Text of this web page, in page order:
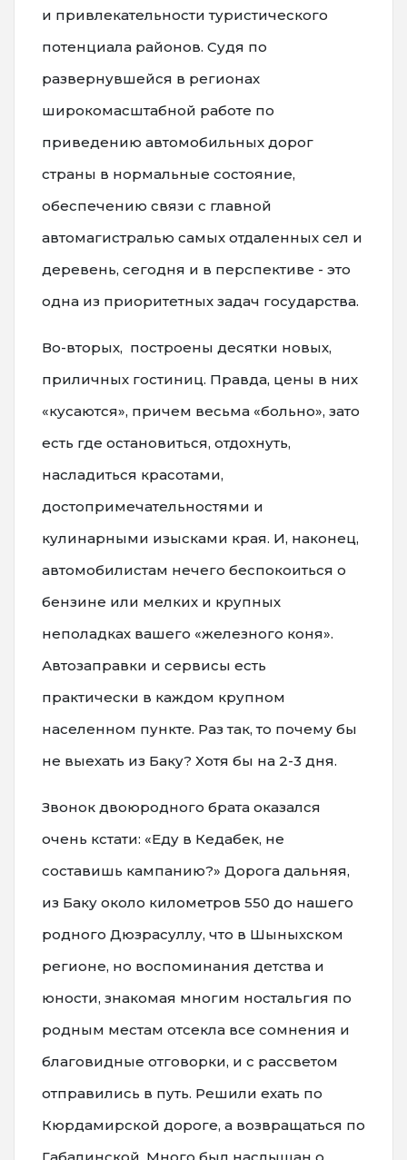
и привлекательности туристического
потенциала районов. Судя по
развернувшейся в регионах
широкомасштабной работе по
приведению автомобильных дорог
страны в нормальные состояние,
обеспечению связи с главной
автомагистралью самых отдаленных сел и
деревень, сегодня и в перспективе - это
одна из приоритетных задач государства.
Во-вторых, построены десятки новых,
приличных гостиниц. Правда, цены в них
«кусаются», причем весьма «больно», зато
есть где остановиться, отдохнуть,
насладиться красотами,
достопримечательностями и
кулинарными изысками края. И, наконец,
автомобилистам нечего беспокоиться о
бензине или мелких и крупных
неполадках вашего «железного коня».
Автозаправки и сервисы есть
практически в каждом крупном
населенном пункте. Раз так, то почему бы
не выехать из Баку? Хотя бы на 2-3 дня.
Звонок двоюродного брата оказался
очень кстати: «Еду в Кедабек, не
составишь кампанию?» Дорога дальняя,
из Баку около километров 550 до нашего
родного Дюзрасуллу, что в Шыныхском
регионе, но воспоминания детства и
юности, знакомая многим ностальгия по
родным местам отсекла все сомнения и
благовидные отговорки, и с рассветом
отправились в путь. Решили ехать по
Кюрдамирской дороге, а возвращаться по